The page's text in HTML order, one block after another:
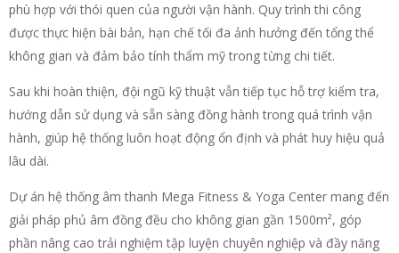
phù hợp với thói quen của người vận hành. Quy trình thi công
được thực hiện bài bản, hạn chế tối đa ảnh hưởng đến tổng thể
không gian và đảm bảo tính thẩm mỹ trong từng chi tiết.
Sau khi hoàn thiện, đội ngũ kỹ thuật vẫn tiếp tục hỗ trợ kiểm tra,
hướng dẫn sử dụng và sẵn sàng đồng hành trong quá trình vận
hành, giúp hệ thống luôn hoạt động ổn định và phát huy hiệu quả
lâu dài.
Dự án hệ thống âm thanh Mega Fitness & Yoga Center mang đến
giải pháp phủ âm đồng đều cho không gian gần 1500m², góp
phần nâng cao trải nghiệm tập luyện chuyên nghiệp và đầy năng